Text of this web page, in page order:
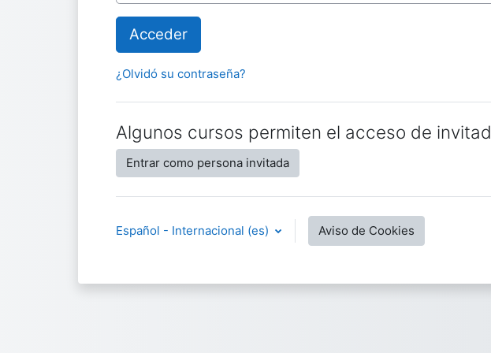
Acceder
¿Olvidó su contraseña?
Algunos cursos permiten el acceso de
Entrar como persona invitada
Español - Internacional ‎(es)‎ Aviso de Cookies